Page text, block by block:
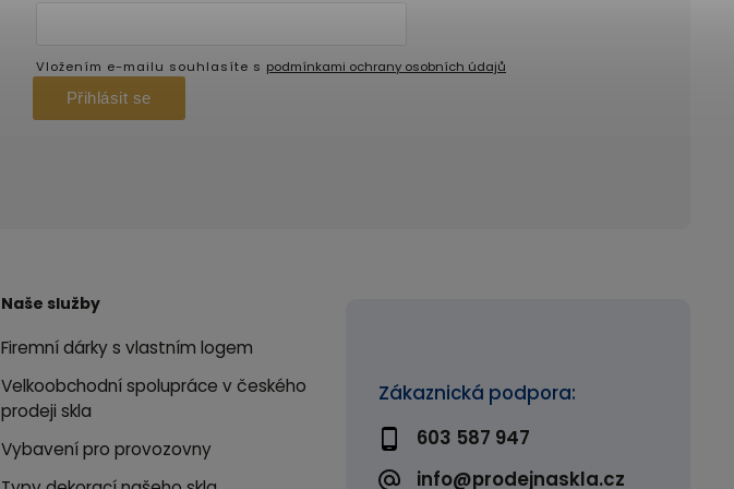
Zákaznická podpora:
603 587 947
info@prodejnaskla.cz
Vložením e-mailu souhlasíte s podmínkami ochrany osobních údajů
Přihlásit se
Naše služby
Firemní dárky s vlastním logem
Velkoobchodní spolupráce v českého
prodeji skla
Vybavení pro provozovny